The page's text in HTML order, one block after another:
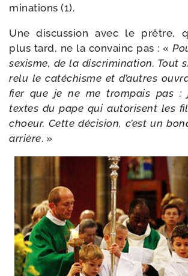
mi­na­tions (1).
Une dis­cus­sion avec le prêtre,
plus tard, ne la convainc pas : «
sexisme, de la dis­cri­mi­na­tion. Tout
relu le caté­chisme et d’autres
fier que je ne me trom­pais pas :
textes du pape qui auto­risent les
choeur. Cette déci­sion, c’est un
arrière. »